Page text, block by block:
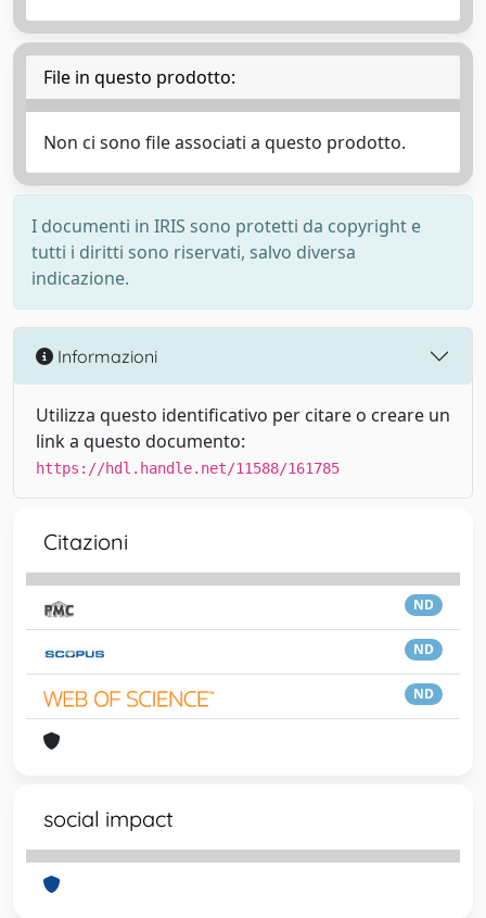
File in questo prodotto:
Non ci sono file associati a questo prodotto.
I documenti in IRIS sono protetti da copyright e
tutti i diritti sono riservati, salvo diversa
indicazione.
Informazioni
Utilizza questo identificativo per citare o creare un
link a questo documento:
https://hdl.handle.net/11588/161785
Citazioni
ND
ND
ND
social impact